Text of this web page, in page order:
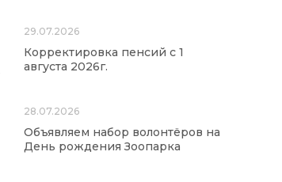
29.07.2026
Корректировка пенсий с 1
августа 2026г.
28.07.2026
Объявляем набор волонтёров на
День рождения Зоопарка